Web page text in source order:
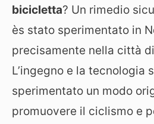
bicicletta? Un rimedio
ès stato sperimentato in
precisamente nella città di
L’ingegno e la tecnologia
sperimentato un modo
promuovere il ciclismo e